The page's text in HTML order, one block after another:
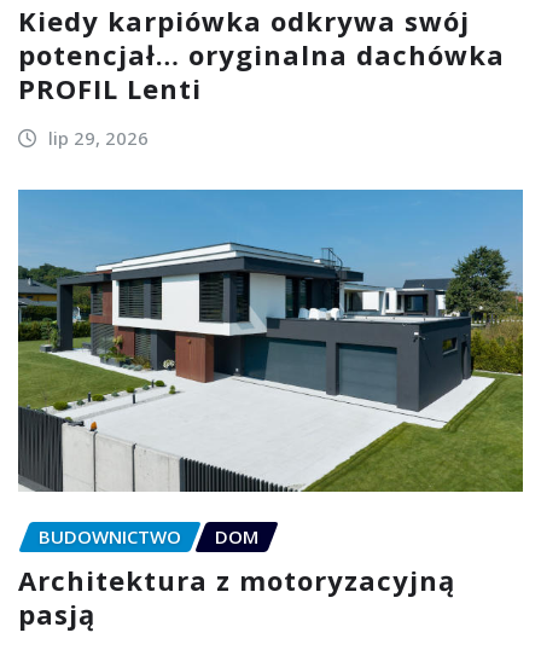
Kiedy karpiówka odkrywa swój
potencjał… oryginalna dachówka
PROFIL Lenti
lip 29, 2026
BUDOWNICTWO DOM
Architektura z motoryzacyjną
pasją